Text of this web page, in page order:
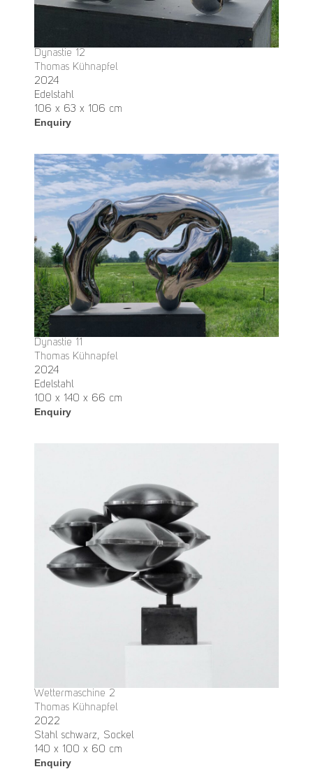
Dynastie 12
Thomas Kühnapfel
2024
Edelstahl
106 x 63 x 106 cm
Enquiry
Dynastie 11
Thomas Kühnapfel
2024
Edelstahl
100 x 140 x 66 cm
Enquiry
Wettermaschine 2
Thomas Kühnapfel
2022
Stahl schwarz, Sockel
140 x 100 x 60 cm
Enquiry